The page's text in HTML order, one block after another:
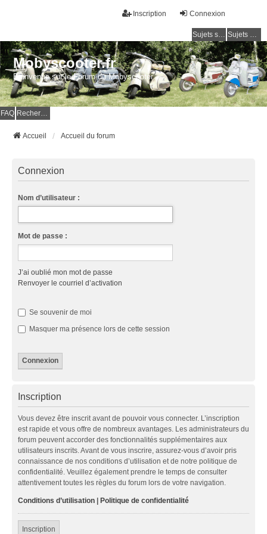
Connexion
Inscription
Sujets sans réponse Sujets actifs
Mobyscooter.fr
Bienvenue sur le Forum du Mobyscooter
FAQ Rechercher
Accueil Accueil du forum
Connexion
Nom d’utilisateur :
Mot de passe :
J’ai oublié mon mot de passe
Renvoyer le courriel d’activation
Se souvenir de moi
Masquer ma présence lors de cette session
Inscription
Vous devez être inscrit avant de pouvoir vous connecter. L’inscription
est rapide et vous offre de nombreux avantages. Les administrateurs du
forum peuvent accorder des fonctionnalités supplémentaires aux
utilisateurs inscrits. Avant de vous inscrire, assurez-vous d’avoir pris
connaissance de nos conditions d’utilisation et de notre politique de
confidentialité. Veuillez également prendre le temps de consulter
attentivement toutes les règles du forum lors de votre navigation.
Conditions d’utilisation | Politique de confidentialité
Inscription